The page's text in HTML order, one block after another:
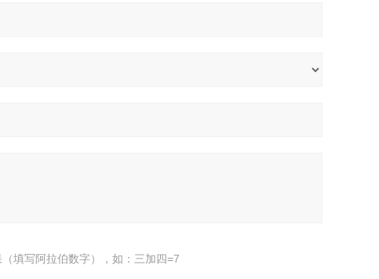
填写阿拉伯数字），如：三加四=7